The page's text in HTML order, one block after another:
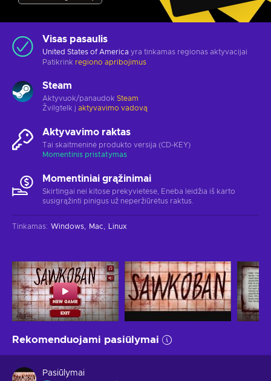
Visas pasaulis
United States of America yra tinkamas regionas aktyvacijai
Patikrink regiono apribojimus
Steam
Aktyvuok/panaudok Steam
Žvilgtelk į aktyvavimo vadovą
Aktyvavimo raktas
Tai skaitmeninė produkto versija (CD-KEY)
Momentinis pristatymas
Momentiniai grąžinimai
Skirtingai nei kitose prekyvietėse, Eneba leidžia iš karto
susigrąžinti pinigus už neperžiūrėtus raktus.
Tinkamas: Windows Mac Linux
Rekomenduojami pasiūlymai
Pasiūlymai